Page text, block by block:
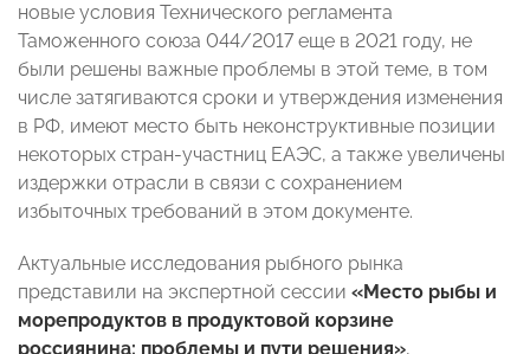
новые условия Технического регламента
Таможенного союза 044/2017 еще в 2021 году, не
были решены важные проблемы в этой теме, в том
числе затягиваются сроки и утверждения изменения
в РФ, имеют место быть неконструктивные позиции
некоторых стран-участниц ЕАЭС, а также увеличены
издержки отрасли в связи с сохранением
избыточных требований в этом документе.
Актуальные исследования рыбного рынка
представили на экспертной сессии «Место рыбы и
морепродуктов в продуктовой корзине
россиянина: проблемы и пути решения»,